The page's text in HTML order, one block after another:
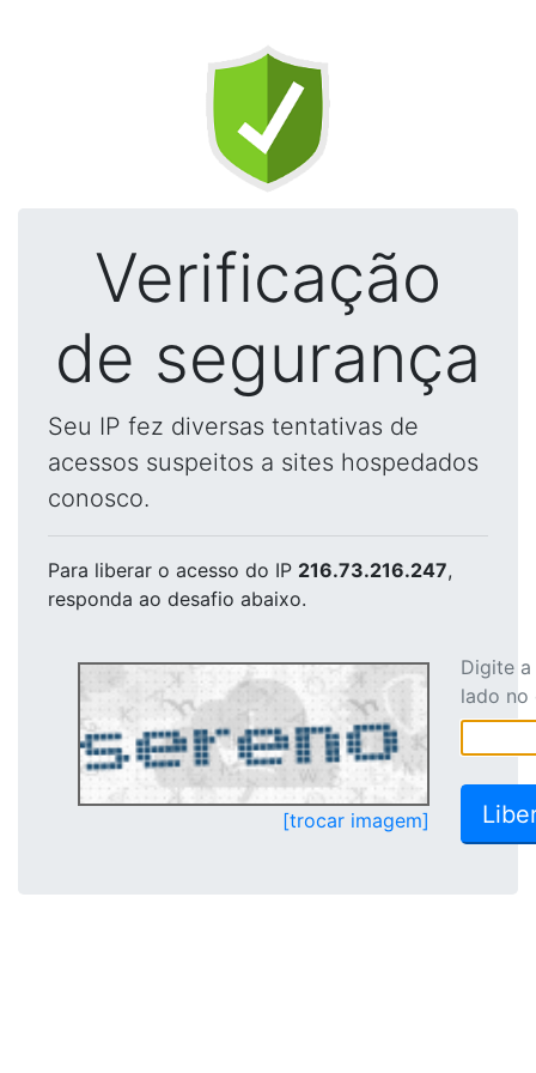
Verificação
de segurança
Seu IP fez diversas tentativas de
acessos suspeitos a sites hospedados
conosco.
Para liberar o acesso do IP 216.73.216.247,
responda ao desafio abaixo.
[trocar imagem]
Digite
lado no